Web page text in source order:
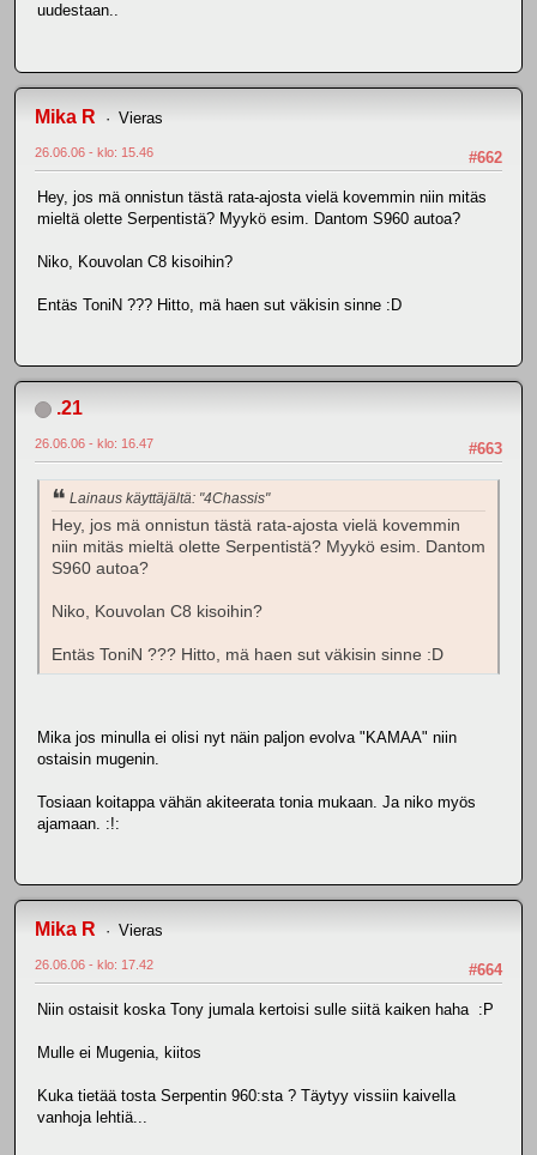
uudestaan..
Mika R Vieras
#662
26.06.06 - klo: 15.46
Hey, jos mä onnistun tästä rata-ajosta vielä kovemmin niin mitäs
mieltä olette Serpentistä? Myykö esim. Dantom S960 autoa?
Niko, Kouvolan C8 kisoihin?
Entäs ToniN ??? Hitto, mä haen sut väkisin sinne :D
.21
#663
26.06.06 - klo: 16.47
Lainaus käyttäjältä: "4Chassis"
Hey, jos mä onnistun tästä rata-ajosta vielä kovemmin
niin mitäs mieltä olette Serpentistä? Myykö esim. Dantom
S960 autoa?
Niko, Kouvolan C8 kisoihin?
Entäs ToniN ??? Hitto, mä haen sut väkisin sinne :D
Mika jos minulla ei olisi nyt näin paljon evolva "KAMAA" niin
ostaisin mugenin.
Tosiaan koitappa vähän akiteerata tonia mukaan. Ja niko myös
ajamaan. :!:
Mika R Vieras
#664
26.06.06 - klo: 17.42
Niin ostaisit koska Tony jumala kertoisi sulle siitä kaiken haha :P
Mulle ei Mugenia, kiitos
Kuka tietää tosta Serpentin 960:sta ? Täytyy vissiin kaivella
vanhoja lehtiä...